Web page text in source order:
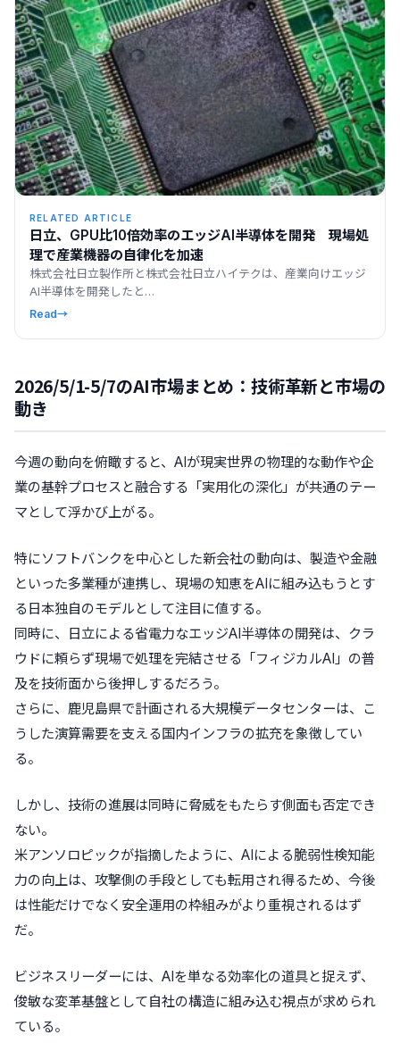
RELATED ARTICLE
日立、GPU比10倍効率のエッジAI半導体を開発 現場処
理で産業機器の自律化を加速
株式会社日立製作所と株式会社日立ハイテクは、産業向けエッジ
AI半導体を開発したと…
Read→
2026/5/1-5/7のAI市場まとめ：技術革新と市場の
動き
今週の動向を俯瞰すると、AIが現実世界の物理的な動作や企
業の基幹プロセスと融合する「実用化の深化」が共通のテー
マとして浮かび上がる。
特にソフトバンクを中心とした新会社の動向は、製造や金融
といった多業種が連携し、現場の知恵をAIに組み込もうとす
る日本独自のモデルとして注目に値する。
同時に、日立による省電力なエッジAI半導体の開発は、クラ
ウドに頼らず現場で処理を完結させる「フィジカルAI」の普
及を技術面から後押しするだろう。
さらに、鹿児島県で計画される大規模データセンターは、こ
うした演算需要を支える国内インフラの拡充を象徴してい
る。
しかし、技術の進展は同時に脅威をもたらす側面も否定でき
ない。
米アンソロピックが指摘したように、AIによる脆弱性検知能
力の向上は、攻撃側の手段としても転用され得るため、今後
は性能だけでなく安全運用の枠組みがより重視されるはず
だ。
ビジネスリーダーには、AIを単なる効率化の道具と捉えず、
俊敏な変革基盤として自社の構造に組み込む視点が求められ
ている。